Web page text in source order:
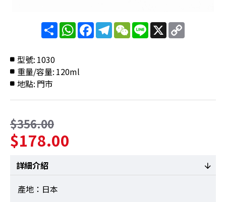
分
享
WhatsAppFacebookTelegram
WeChat
Line X Copy
Link
型號: 1030
重量/容量: 120ml
地點: 門市
$178.00
$356.00
詳細介紹
產地：日本